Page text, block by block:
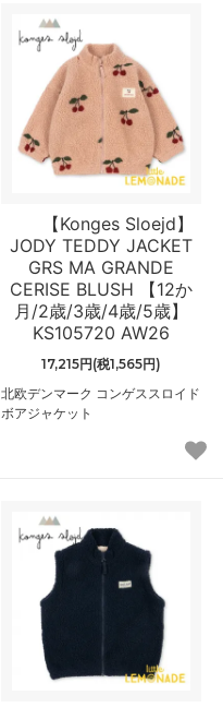
【Konges Sloejd】
JODY TEDDY JACKET
GRS MA GRANDE
CERISE BLUSH 【12か
月/2歳/3歳/4歳/5歳】
KS105720 AW26
17,215円(税1,565円)
北欧デンマーク コンゲススロイド
ボアジャケット